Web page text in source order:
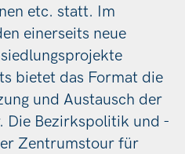
etc. statt. Im
einerseits neue
bietet das Format die
und Austausch der
Die Bezirkspolitik und -
Zentrumstour für